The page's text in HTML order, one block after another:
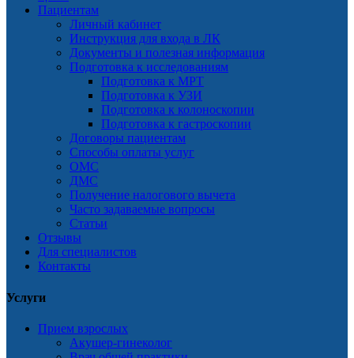
Пациентам
Личный кабинет
Инструкция для входа в ЛК
Документы и полезная информация
Подготовка к исследованиям
Подготовка к МРТ
Подготовка к УЗИ
Подготовка к колоноскопии
Подготовка к гастроскопии
Договоры пациентам
Способы оплаты услуг
ОМС
ДМС
Получение налогового вычета
Часто задаваемые вопросы
Статьи
Отзывы
Для специалистов
Контакты
Услуги
Прием взрослых
Акушер-гинеколог